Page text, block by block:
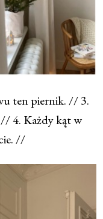
ten piernik. // 3.
// 4. Każdy kąt w
//